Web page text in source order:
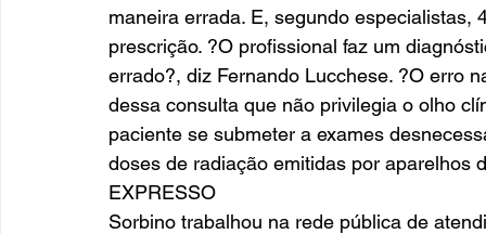
maneira errada. E, segundo
prescrição. ?O profissional faz um
errado?, diz Fernando Lucchese. ?O erro
dessa consulta que não privilegia o olho
paciente se submeter a exames
doses de radiação emitidas por aparelhos
EXPRESSO
Sorbino trabalhou na rede pública de